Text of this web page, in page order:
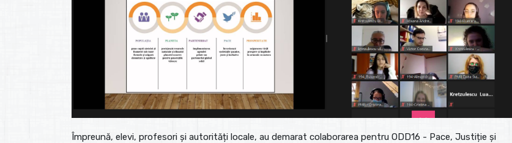
Împreună, elevi, profesori și autorități locale, au demarat colaborarea pentru ODD16 - Pace, Justiție și